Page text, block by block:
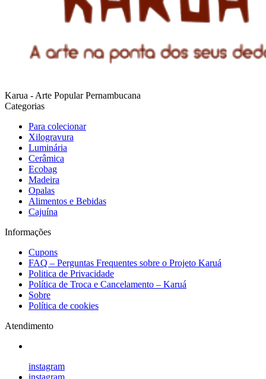
Karua - Arte Popular Pernambucana
Categorias
Para colecionar
Xilogravura
Luminária
Cerâmica
Ecobag
Madeira
Opalas
Alimentos e Bebidas
Cajuína
Informações
Cupons
FAQ – Perguntas Frequentes sobre o Projeto Karuá
Politica de Privacidade
Política de Troca e Cancelamento – Karuá
Sobre
Política de cookies
Atendimento
instagram